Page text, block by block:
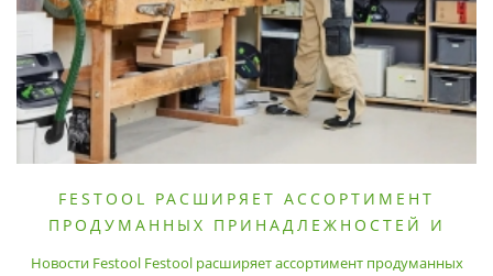
FESTOOL РАСШИРЯЕТ АССОРТИМЕНТ
ПРОДУМАННЫХ ПРИНАДЛЕЖНОСТЕЙ И
Новости Festool Festool расширяет ассортимент продуманных